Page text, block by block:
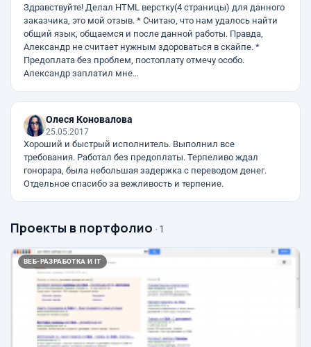
Здравствуйте! Делал HTML верстку(4 страницы) для данного
заказчика, это мой отзыв. * Считаю, что нам удалось найти
общий язык, общаемся и после данной работы. Правда,
Александр не считает нужным здороваться в скайпе. *
Предоплата без проблем, постоплату отмечу особо.
Александр заплатил мне…
Олеся Коновалова
25.05.2017
Хороший и быстрый исполнитель. Выполнил все
требования. Работал без предоплаты. Терпеливо ждал
гонорара, была небольшая задержка с переводом денег.
Отдельное спасибо за вежливость и терпение.
Проекты в портфолио · 1
ВЕБ-РАЗРАБОТКА И IT